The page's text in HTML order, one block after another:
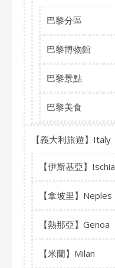
巴黎分區
巴黎博物館
巴黎景點
巴黎美食
【義大利旅遊】Italy
【伊斯基亞】Ischia
【拿坡里】Neples
【熱那亞】Genoa
【米蘭】Milan